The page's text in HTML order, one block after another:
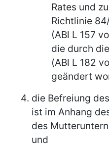
Rates und
Richtlinie
(ABl L 157
die durch
(ABl L 182
geändert
die Befreiung
ist im Anhang
des
und